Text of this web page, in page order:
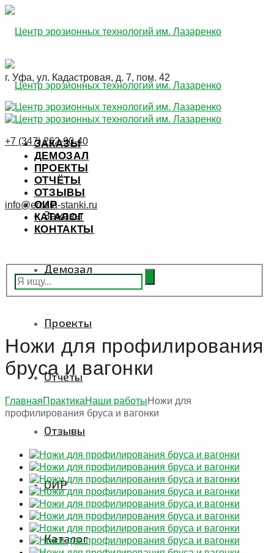
Заказы
Демозал
Проекты
Отчёты
Отзывы
ОИР
Каталог
г. Уфа, ул. Кадастровая, д. 7, пом. 42
+7 (347) 262-90-40
info@erozia-stanki.ru
ЗАКАЗЫ
ДЕМОЗАЛ
ПРОЕКТЫ
ОТЧЁТЫ
ОТЗЫВЫ
ОИР
КАТАЛОГ
КОНТАКТЫ
Ножи для профилирования
бруса и вагонки
ГлавнаяПрактикаНаши работыНожи для
профилирования бруса и вагонки